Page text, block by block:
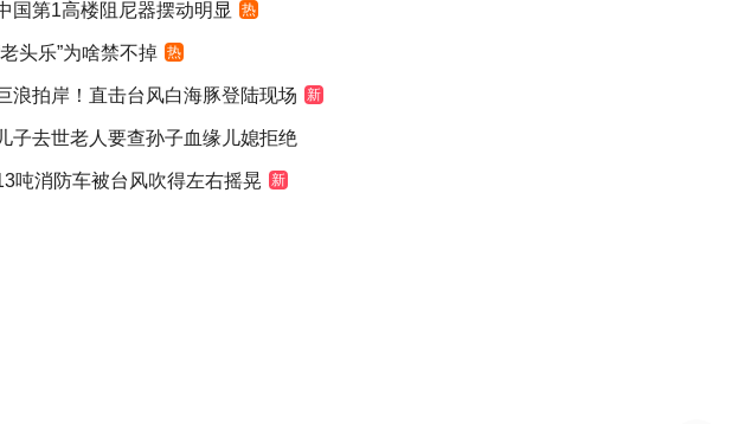
国第1高楼阻尼器摆动明显 热
老头乐”为啥禁不掉 热
浪拍岸！直击台风白海豚登陆现场 新
儿子去世老人要查孙子血缘儿媳拒绝
吨消防车被台风吹得左右摇晃 新